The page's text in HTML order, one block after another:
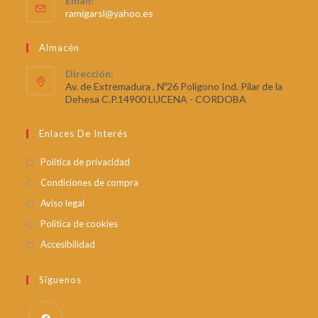
ramigarsl@yahoo.es
Almacén
Dirección:
Av. de Extremadura , Nº26 Polígono Ind. Pilar de la
Dehesa C.P.14900 LUCENA - CORDOBA
Enlaces De Interés
Política de privacidad
Condiciones de compra
Aviso legal
Política de cookies
Accesibilidad
Síguenos